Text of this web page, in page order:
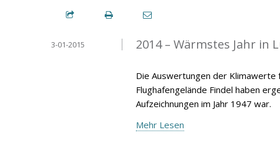
2014 – Wärmstes Jahr in
3-01-2015
Die Auswertungen der
Flughafengelände Findel haben
Aufzeichnungen im Jahr 1947 war.
Mehr Lesen